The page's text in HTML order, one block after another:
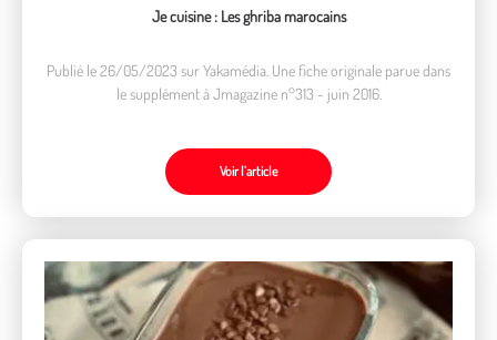
Je cuisine : Les ghriba marocains
Publié le 26/05/2023 sur Yakamédia. Une fiche originale parue dans
le supplément à Jmagazine n°313 - juin 2016.
Voir l’article